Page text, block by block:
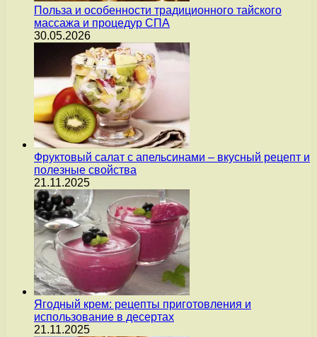
Польза и особенности традиционного тайского
массажа и процедур СПА
30.05.2026
Фруктовый салат с апельсинами – вкусный рецепт и
полезные свойства
21.11.2025
Ягодный крем: рецепты приготовления и
использование в десертах
21.11.2025